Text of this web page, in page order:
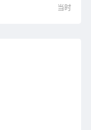
当时